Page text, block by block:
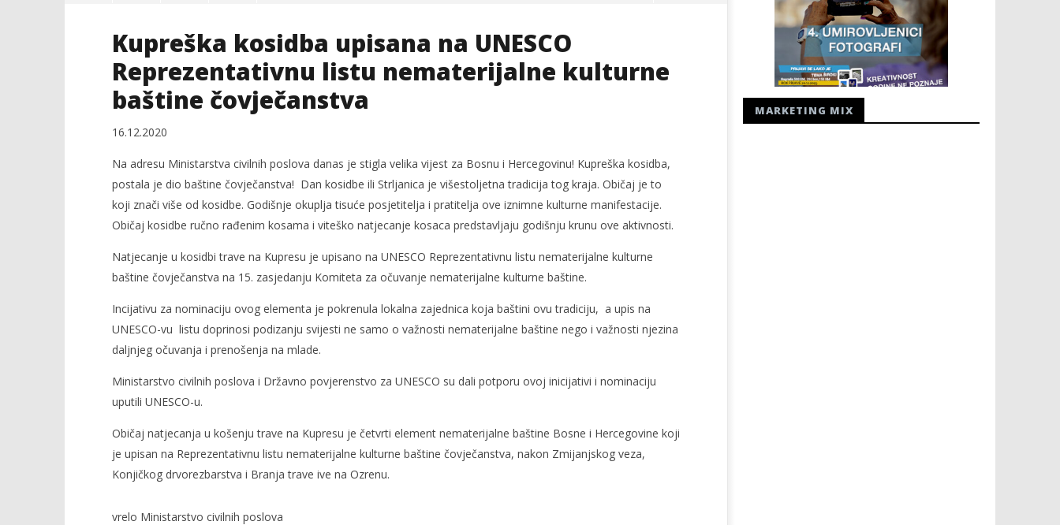
Kupreška kosidba upisana na
listu UNESCO-a
prosinca
Kraj Drugog svjetskog rata i
komunistički zločini
16.
prosinca
Radio Hercegovina
16.
prosinca
2020.
Siroki.com
Kupreška kosidba upisana na UNESCO
Reprezentativnu listu nematerijalne kulturne
baštine čovječanstva
16.12.2020
Na adresu Ministarstva civilnih poslova danas je stigla velika vijest za Bosnu i Hercegovinu! Kupreška kosidba,
postala je dio baštine čovječanstva! Dan kosidbe ili Strljanica je višestoljetna tradicija tog kraja. Običaj je to
koji znači više od kosidbe. Godišnje okuplja tisuće posjetitelja i pratitelja ove iznimne kulturne manifestacije.
Običaj kosidbe ručno rađenim kosama i viteško natjecanje kosaca predstavljaju godišnju krunu ove aktivnosti.
Natjecanje u kosidbi trave na Kupresu je upisano na UNESCO Reprezentativnu listu nematerijalne kulturne
baštine čovječanstva na 15. zasjedanju Komiteta za očuvanje nematerijalne kulturne baštine.
Incijativu za nominaciju ovog elementa je pokrenula lokalna zajednica koja baštini ovu tradiciju, a upis na
UNESCO-vu listu doprinosi podizanju svijesti ne samo o važnosti nematerijalne baštine nego i važnosti njezina
daljnjeg očuvanja i prenošenja na mlade.
Ministarstvo civilnih poslova i Državno povjerenstvo za UNESCO su dali potporu ovoj inicijativi i nominaciju
uputili UNESCO-u.
Običaj natjecanja u košenju trave na Kupresu je četvrti element nematerijalne baštine Bosne i Hercegovine koji
je upisan na Reprezentativnu listu nematerijalne kulturne baštine čovječanstva, nakon Zmijanjskog veza,
Konjičkog drvorezbarstva i Branja trave ive na Ozrenu.
vrelo Ministarstvo civilnih poslova
MARKETING MIX